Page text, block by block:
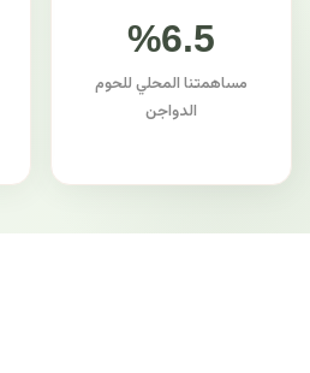
%6.5
مساهمتنا المحلي للحوم
الدواجن